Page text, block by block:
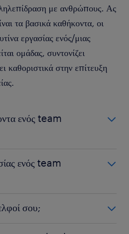
με ανθρώπους. Ας
τα βασικά καθήκοντα, οι
εργασίας ενός/μιας
ομάδας, συντονίζει
καθοριστικά στην επίτευξη
ενός team
την ομάδα σου ώστε να
αρμοδιότητες,
ενός team
και το είδος των
σου;